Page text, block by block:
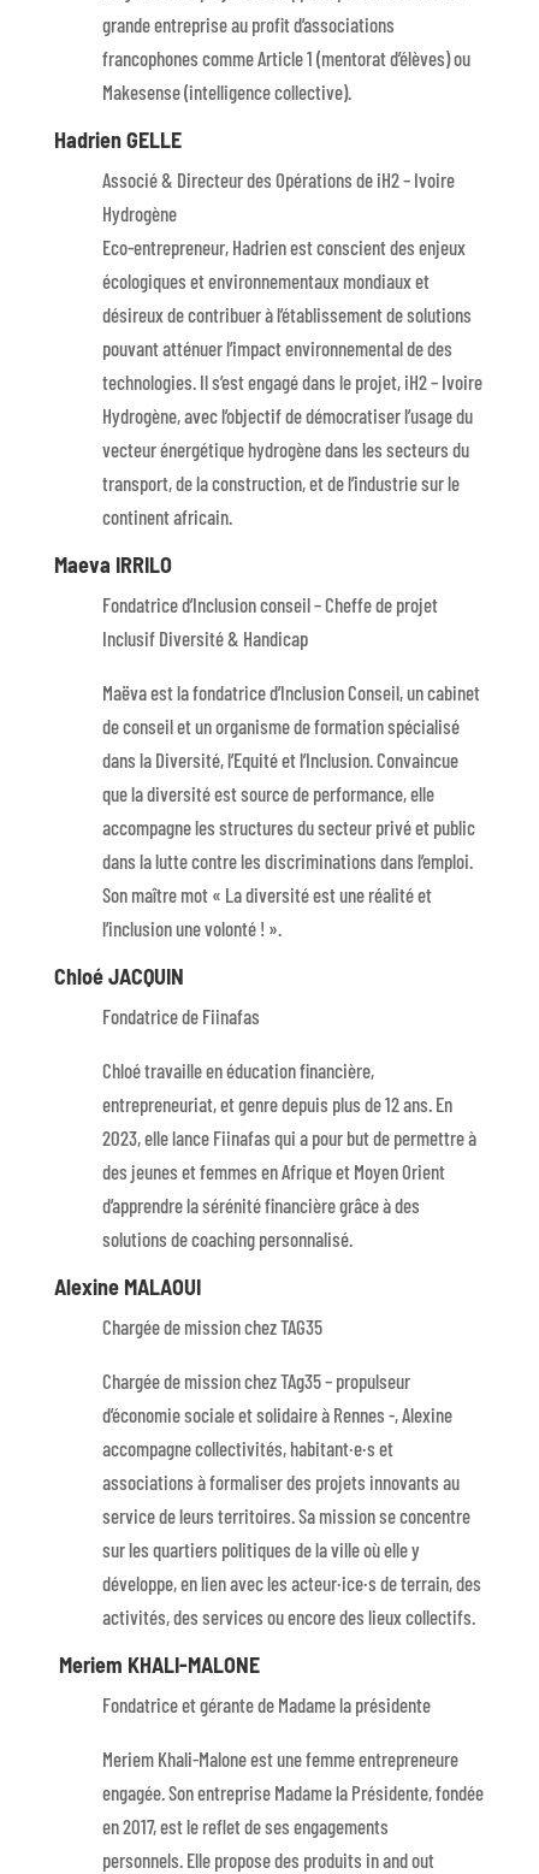
grande entreprise au profit d’associations
francophones comme Article 1 (mentorat d’élèves) ou
Makesense (intelligence collective).
Hadrien GELLE
Associé & Directeur des Opérations de iH2 – Ivoire
Hydrogène
Eco-entrepreneur, Hadrien est conscient des enjeux
écologiques et environnementaux mondiaux et
désireux de contribuer à l’établissement de solutions
pouvant atténuer l’impact environnemental de des
technologies. Il s’est engagé dans le projet, iH2 – Ivoire
Hydrogène, avec l’objectif de démocratiser l’usage du
vecteur énergétique hydrogène dans les secteurs du
transport, de la construction, et de l’industrie sur le
continent africain.
Maeva IRRILO
Fondatrice d’Inclusion conseil – Cheffe de projet
Inclusif Diversité & Handicap
Maëva est la fondatrice d’Inclusion Conseil, un cabinet
de conseil et un organisme de formation spécialisé
dans la Diversité, l’Equité et l’Inclusion. Convaincue
que la diversité est source de performance, elle
accompagne les structures du secteur privé et public
dans la lutte contre les discriminations dans l’emploi.
Son maître mot « La diversité est une réalité et
l’inclusion une volonté ! ».
Chloé JACQUIN
Fondatrice de Fiinafas
Chloé travaille en éducation financière,
entrepreneuriat, et genre depuis plus de 12 ans. En
2023, elle lance Fiinafas qui a pour but de permettre à
des jeunes et femmes en Afrique et Moyen Orient
d’apprendre la sérénité financière grâce à des
solutions de coaching personnalisé.
Alexine MALAOUI
Chargée de mission chez TAG35
Chargée de mission chez TAg35 – propulseur
d’économie sociale et solidaire à Rennes -, Alexine
accompagne collectivités, habitant·e·s et
associations à formaliser des projets innovants au
service de leurs territoires. Sa mission se concentre
sur les quartiers politiques de la ville où elle y
développe, en lien avec les acteur·ice·s de terrain, des
activités, des services ou encore des lieux collectifs.
Meriem KHALI-MALONE
Fondatrice et gérante de Madame la présidente
Meriem Khali-Malone est une femme entrepreneure
engagée. Son entreprise Madame la Présidente, fondée
en 2017, est le reflet de ses engagements
personnels. Elle propose des produits in and out